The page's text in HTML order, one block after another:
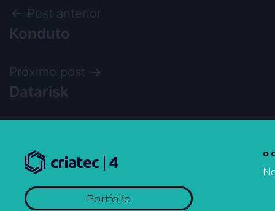
Post anterior
Konduto
Próximo post
Datarisk
Portfolio
O